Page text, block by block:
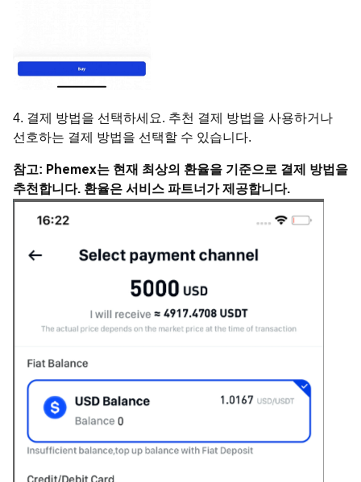
4. 결제 방법을 선택하세요. 추천 결제 방법을 사용하거나
선호하는 결제 방법을 선택할 수 있습니다.
참고: Phemex는 현재 최상의 환율을 기준으로 결제 방법을
추천합니다. 환율은 서비스 파트너가 제공합니다.